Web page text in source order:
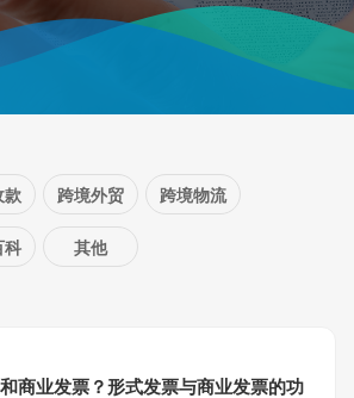
款 跨境外贸 跨境物流
科 其他
商业发票？形式发票与商业发票的功